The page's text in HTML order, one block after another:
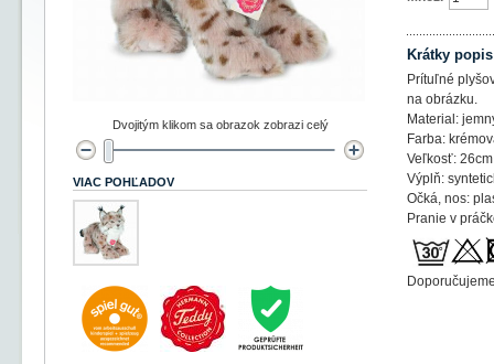
Krátky popis
Prítuľné
na obrázku.
Material:
Farba:
Veľkosť: 26cm
Výplň:
Očká, nos:
Pranie v
Dvojitým klikom sa obrazok zobrazi celý
VIAC POHĽADOV